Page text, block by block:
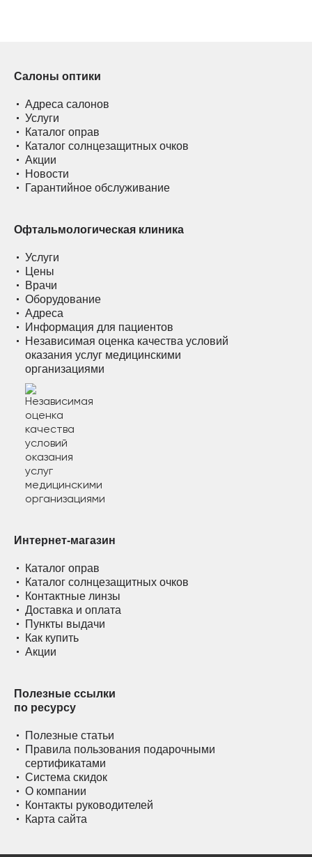
Салоны оптики
Адреса салонов
Услуги
Каталог оправ
Каталог солнцезащитных очков
Акции
Новости
Гарантийное обслуживание
Офтальмологическая клиника
Услуги
Цены
Врачи
Оборудование
Адреса
Информация для пациентов
Независимая оценка качества условий
оказания услуг медицинскими
организациями
Интернет-магазин
Каталог оправ
Каталог солнцезащитных очков
Контактные линзы
Доставка и оплата
Пункты выдачи
Как купить
Акции
Полезные ссылки
по ресурсу
Полезные статьи
Правила пользования подарочными
сертификатами
Система скидок
О компании
Контакты руководителей
Карта сайта